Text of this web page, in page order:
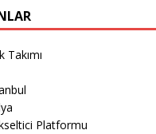
Platformu